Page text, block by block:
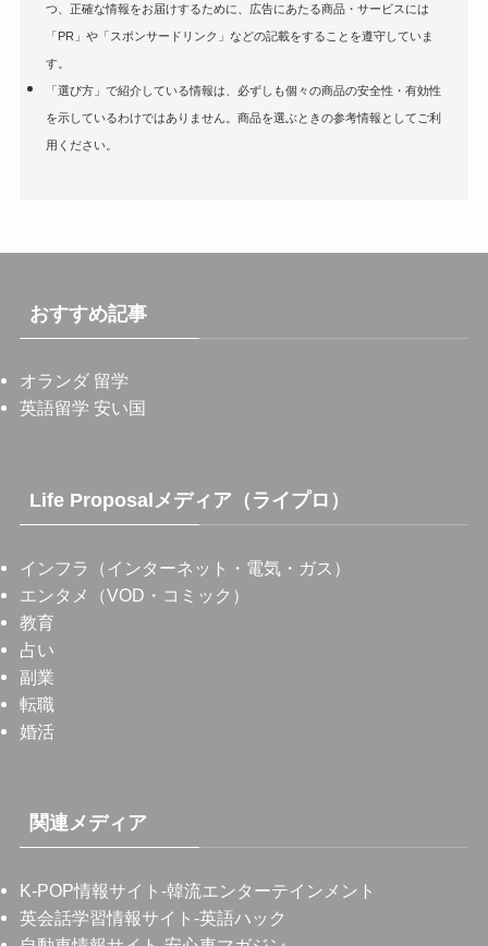
つ、正確な情報をお届けするために、広告にあたる商品・サービスには
「PR」や「スポンサードリンク」などの記載をすることを遵守していま
す。
「選び方」で紹介している情報は、必ずしも個々の商品の安全性・有効性
を示しているわけではありません。商品を選ぶときの参考情報としてご利
用ください。
おすすめ記事
オランダ 留学
英語留学 安い国
Life Proposalメディア（ライプロ）
インフラ（インターネット・電気・ガス）
エンタメ（VOD・コミック）
教育
占い
副業
転職
婚活
関連メディア
K-POP情報サイト -韓流エンターテインメント
英会話学習情報サイト -英語ハック